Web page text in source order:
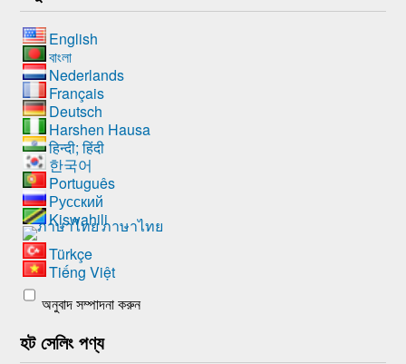
English
বাংলা
Nederlands
Français
Deutsch
Harshen Hausa
हिन्दी; हिंदी
한국어
Português
Русский
Kiswahiliภาษาไทย
Türkçe
Tiếng Việt
অনুবাদ সম্পাদনা করুন
হট সেলিং পণ্য